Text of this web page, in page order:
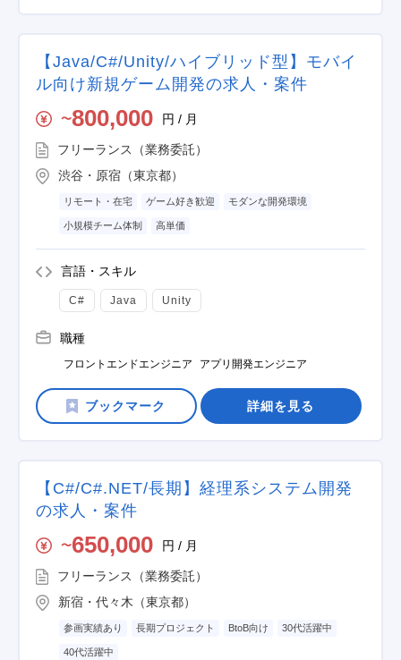
【Java/C#/Unity/ハイブリッド型】モバイ
ル向け新規ゲーム開発の求人・案件
〜800,000 円 / 月
フリーランス（業務委託）
渋谷・原宿（東京都）
リモート・在宅 ゲーム好き歓迎 モダンな開発環境
小規模チーム体制 高単価
言語・スキル
C# Java Unity
職種
フロントエンドエンジニア アプリ開発エンジニア
詳細を見る
【C#/C#.NET/長期】経理系システム開発
の求人・案件
〜650,000 円 / 月
フリーランス（業務委託）
新宿・代々木（東京都）
参画実績あり 長期プロジェクト BtoB向け 30代活躍中
40代活躍中